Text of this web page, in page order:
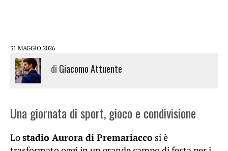
31 MAGGIO 2026
di Giacomo Attuente
Una giornata di sport, gioco e condivisione
Lostadio Aurora di Premariacco si è